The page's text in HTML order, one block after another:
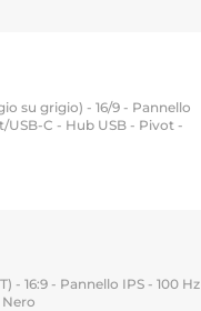
su grigio) - 16/9 - Pannello
USB-C - Hub USB - Pivot -
- 16:9 - Pannello IPS - 100 Hz